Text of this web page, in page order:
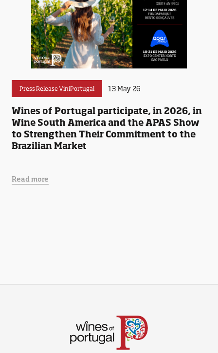
Press Release ViniPortugal 13 May 26
Wines of Portugal participate, in 2026, in
Wine South America and the APAS Show
to Strengthen Their Commitment to the
Brazilian Market
Read more